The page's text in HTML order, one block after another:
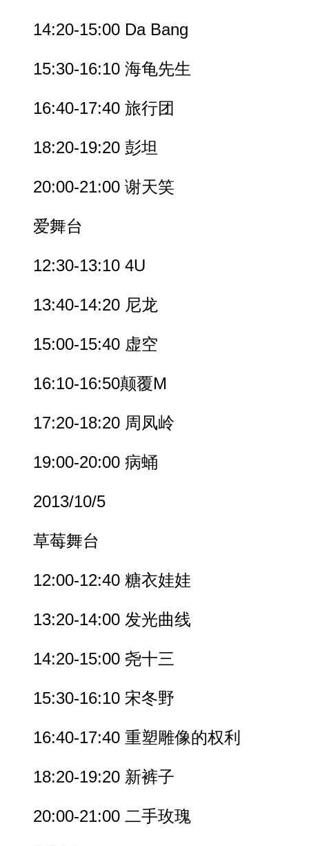
14:20-15:00 Da Bang
15:30-16:10 海龟先生
16:40-17:40 旅行团
18:20-19:20 彭坦
20:00-21:00 谢天笑
爱舞台
12:30-13:10 4U
13:40-14:20 尼龙
15:00-15:40 虚空
16:10-16:50颠覆M
17:20-18:20 周凤岭
19:00-20:00 病蛹
2013/10/5
草莓舞台
12:00-12:40 糖衣娃娃
13:20-14:00 发光曲线
14:20-15:00 尧十三
15:30-16:10 宋冬野
16:40-17:40 重塑雕像的权利
18:20-19:20 新裤子
20:00-21:00 二手玫瑰